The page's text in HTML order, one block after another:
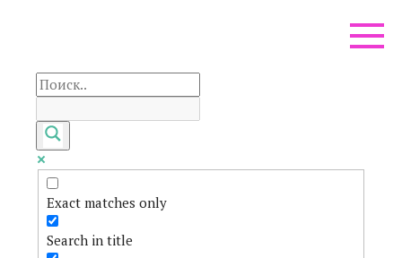
Exact matches only
Search in title